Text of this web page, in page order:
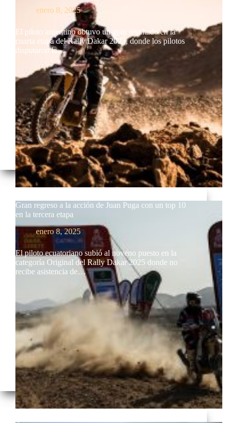
enero 8, 2025
El piloto argentino obtuvo un gran resultado en la
cuarta etapa del Rally Dakar 2025, donde los pilotos
disputaron la…
Gran regreso a la acción de Juan Puga con un top 10
en la tercera etapa
enero 8, 2025
El piloto ecuatoriano subió al noveno puesto en la
categoría Original del Rally Dakar 2025 donde no
recibe asistencia de…